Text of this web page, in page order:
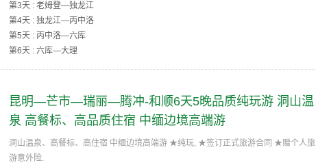
第3天 : 老姆登—独龙江
第4天 : 独龙江—丙中洛
第5天 : 丙中洛—六库
第6天 : 六库—大理
昆明—芒市—瑞丽—腾冲-和顺6天5晚品质纯玩游 洞山温
泉 高餐标、高品质住宿 中缅边境高端游
洞山温泉、高餐标、高住宿 中缅边境高端游 ★纯玩, ★签订正式旅游合同 ★赠个人旅
游意外险.